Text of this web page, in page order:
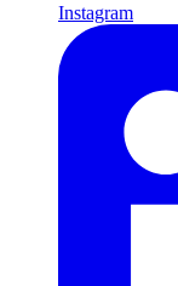
Instagram